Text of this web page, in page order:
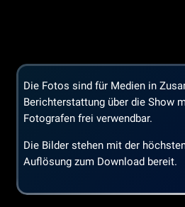
Die Fotos sind für Medien in
Berichterstattung über die Show
Fotografen frei verwendbar.
Die Bilder stehen mit der
Auflösung zum Download bereit.